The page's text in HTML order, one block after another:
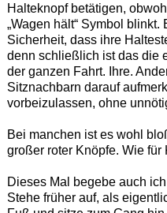
Halteknopf betätigen,
„Wagen hält“ Symbol
Sicherheit, dass ihre
denn schließlich ist das die
der ganzen Fahrt. Ihre.
Sitznachbarn darauf
vorbeizulassen, ohne
Bei manchen ist es wohl
großer roter Knöpfe. Wie für
Dieses Mal begebe auch
Stehe früher auf, als